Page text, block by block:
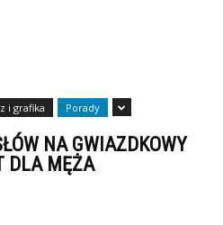
i grafika Porady
NA GWIAZDKOWY
DLA MĘŻA